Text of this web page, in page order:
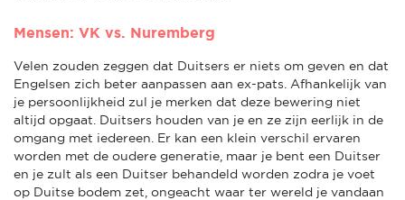
Mensen: VK vs. Nuremberg
Velen zouden zeggen dat Duitsers er niets om geven en dat
Engelsen zich beter aanpassen aan ex-pats. Afhankelijk van
je persoonlijkheid zul je merken dat deze bewering niet
altijd opgaat. Duitsers houden van je en ze zijn eerlijk in de
omgang met iedereen. Er kan een klein verschil ervaren
worden met de oudere generatie, maar je bent een Duitser
en je zult als een Duitser behandeld worden zodra je voet
op Duitse bodem zet, ongeacht waar ter wereld je vandaan